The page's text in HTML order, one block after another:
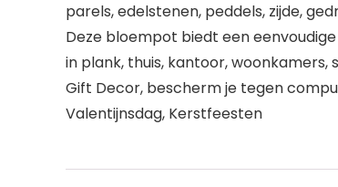
parels, edelstenen, peddels, zijde,
Deze bloempot biedt een
in plank, thuis, kantoor,
Gift Decor, bescherm je tegen
Valentijnsdag, Kerstfeesten